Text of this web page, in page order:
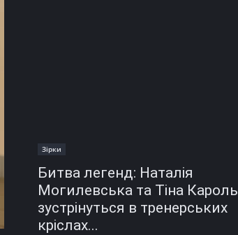
Зірки
Битва легенд: Наталія
Могилевська та Тіна Кароль
зустрінуться в тренерських
кріслах...